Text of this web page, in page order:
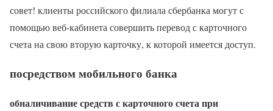
совет! клиенты российского филиала сбербанка могут с
помощью веб-кабинета совершить перевод с карточного
счета на свою вторую карточку, к которой имеется доступ.
посредством мобильного банка
обналичивание средств с карточного счета при